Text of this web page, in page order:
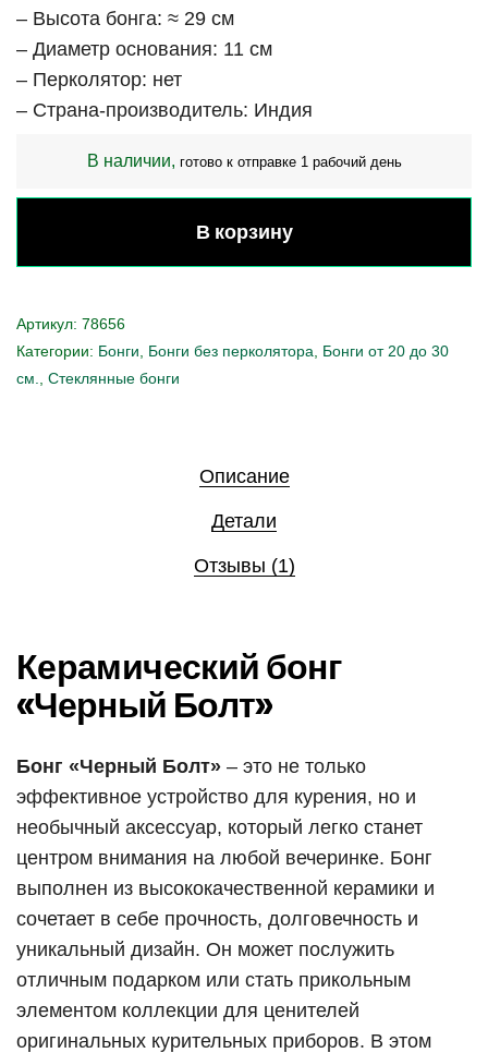
– Высота бонга: ≈ 29 см
– Диаметр основания: 11 см
– Перколятор: нет
– Страна-производитель: Индия
В наличии, готово к отправке 1 рабочий день
В корзину
Артикул: 78656
Категории: Бонги Бонги без перколятора
Бонги от 20 до 30
см.
Стеклянные бонги
Описание
Детали
Отзывы (1)
Керамический бонг
«Черный Болт»
Бонг «Черный Болт» – это не только
эффективное устройство для курения, но и
необычный аксессуар, который легко станет
центром внимания на любой вечеринке. Бонг
выполнен из высококачественной керамики и
сочетает в себе прочность, долговечность и
уникальный дизайн. Он может послужить
отличным подарком или стать прикольным
элементом коллекции для ценителей
оригинальных курительных приборов. В этом